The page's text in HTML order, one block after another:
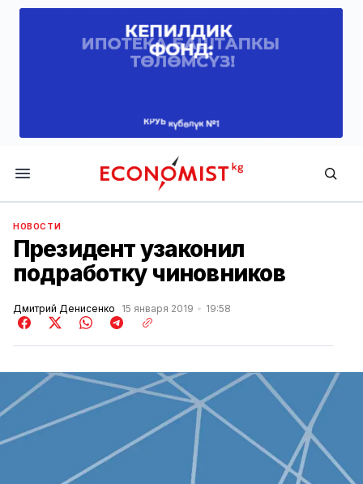
Economist.kg
НОВОСТИ
Президент узаконил
подработку чиновников
Дмитрий Денисенко 15 января 2019 19:58